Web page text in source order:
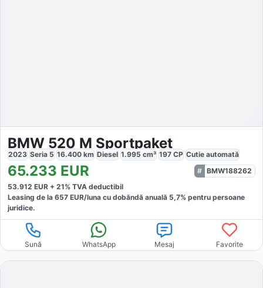
BMW 520 M Sportpaket
2023 Seria 5 16.400 km Diesel 1.995 cm³ 197 CP Cutie automată
65.233 EUR
BMW188262
53.912 EUR + 21% TVA deductibil
Leasing de la 657 EUR/luna cu dobăndă anuală 5,7% pentru persoane
juridice.
Sună WhatsApp Mesaj Favorite